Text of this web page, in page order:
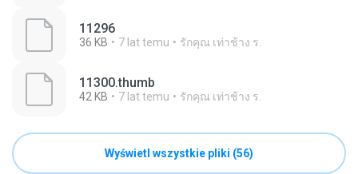
11296
36 KB 7 lat temu รักคุณ เท่าช้าง ร.
11300.thumb
42 KB 7 lat temu รักคุณ เท่าช้าง ร.
Wyświetl wszystkie pliki (56)